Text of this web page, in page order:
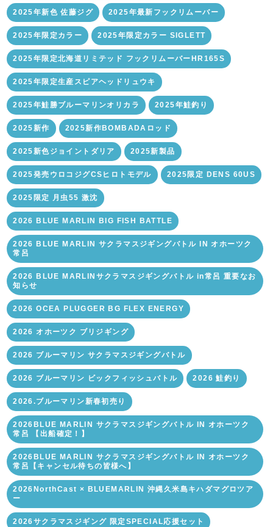
2025年新色 佐藤ジグ 2025年最新フックリムーバー
2025年限定カラー 2025年限定カラー SIGLETT
2025年限定北海道リミテッド フックリムーバーHR165S
2025年限定生産スピアヘッドリュウキ
2025年鮭勝ブルーマリンオリカラ 2025年鮭釣り
2025新作 2025新作BOMBADAロッド
2025新色ジョイントダリア 2025新製品
2025発売ウロコジグCSヒロトモデル 2025限定 DENS 60US
2025限定 月虫55 激沈
2026 BLUE MARLIN BIG FISH BATTLE
2026 BLUE MARLIN サクラマスジギングバトル IN オホーツク
常呂
2026 BLUE MARLINサクラマスジギングバトル in常呂 重要なお
知らせ
2026 OCEA PLUGGER BG FLEX ENERGY
2026 オホーツク ブリジギング
2026 ブルーマリン サクラマスジギングバトル
2026 ブルーマリン ビックフィッシュバトル 2026 鮭釣り
2026.ブルーマリン新春初売り
2026BLUE MARLIN サクラマスジギングバトル IN オホーツク
常呂 【出船確定！】
2026BLUE MARLIN サクラマスジギングバトル IN オホーツク
常呂【キャンセル待ちの皆様へ】
2026NorthCast × BLUEMARLIN 沖縄久米島キハダマグロツア
ー
2026サクラマスジギング 限定SPECIAL応援セット